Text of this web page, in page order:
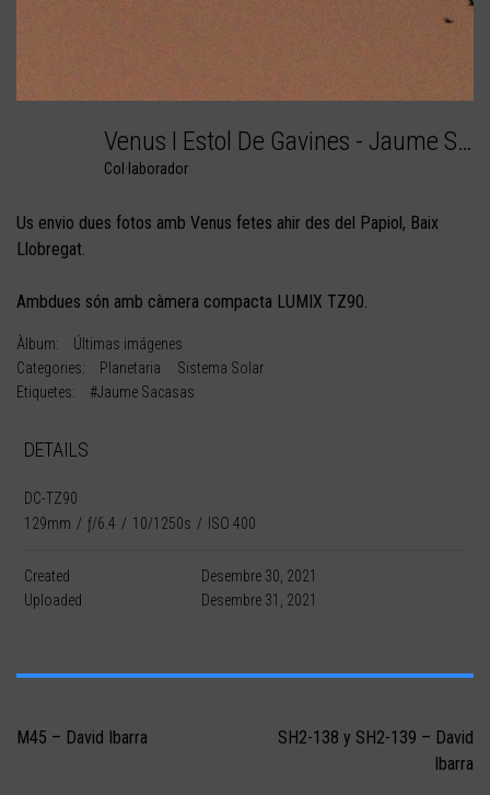
Venus I Estol De Gavines - Jaume Sacasas
Col·laborador
Us envio dues fotos amb Venus fetes ahir des del Papiol, Baix
Llobregat.
Ambdues són amb càmera compacta LUMIX TZ90.
Àlbum:
Últimas imágenes
Categories:
Planetaria
Sistema Solar
Etiquetes:
#Jaume Sacasas
DETAILS
DC-TZ90
129mm / ƒ/6.4 / 10/1250s / ISO 400
Created
Desembre 30, 2021
Uploaded
Desembre 31, 2021
d'entrades
M45 – David Ibarra
SH2-138 y SH2-139 – David
Ibarra